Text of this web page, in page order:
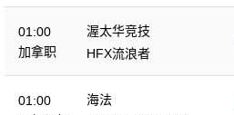
01:00
加拿职
渥太华竞技
HFX流浪者
01:00
海法